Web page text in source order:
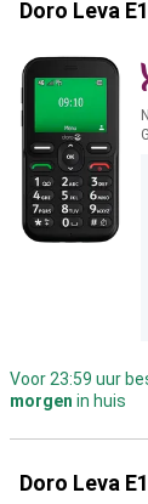
Doro Leva
Voor 23:59 uur
morgen in huis
Doro Leva